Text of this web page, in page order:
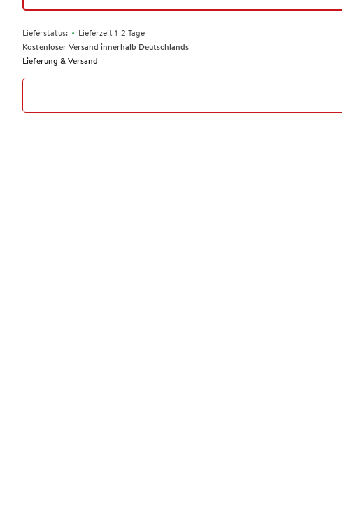
Lieferstatus: • Lieferzeit 1-2 Tage
Kostenloser Versand innerhalb Deutschlands
Lieferung & Versand